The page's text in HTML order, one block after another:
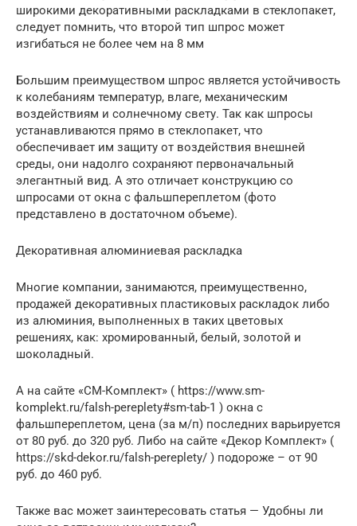
широкими декоративными раскладками в стеклопакет,
следует помнить, что второй тип шпрос может
изгибаться не более чем на 8 мм
Большим преимуществом шпрос является устойчивость
к колебаниям температур, влаге, механическим
воздействиям и солнечному свету. Так как шпросы
устанавливаются прямо в стеклопакет, что
обеспечивает им защиту от воздействия внешней
среды, они надолго сохраняют первоначальный
элегантный вид. А это отличает конструкцию со
шпросами от окна с фальшпереплетом (фото
представлено в достаточном объеме).
Декоративная алюминиевая раскладка
Многие компании, занимаются, преимущественно,
продажей декоративных пластиковых раскладок либо
из алюминия, выполненных в таких цветовых
решениях, как: хромированный, белый, золотой и
шоколадный.
А на сайте «СМ-Комплект» ( https://www.sm-
komplekt.ru/falsh-pereplety#sm-tab-1 ) окна с
фальшпереплетом, цена (за м/п) последних варьируется
от 80 руб. до 320 руб. Либо на сайте «Декор Комплект» (
https://skd-dekor.ru/falsh-pereplety/ ) подороже – от 90
руб. до 460 руб.
Также вас может заинтересовать статья — Удобны ли